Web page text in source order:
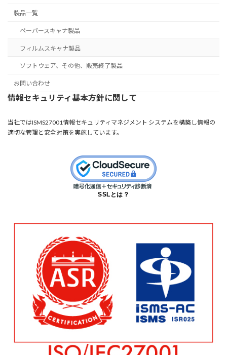
製品一覧
ペーパースキャナ製品
フィルムスキャナ製品
ソフトウェア、その他、販売終了製品
お問い合わせ
情報セキュリティ基本方針に関して
当社ではISMS27001情報セキュリティマネジメント システムを構築し情報の
適切な管理と安全対策を実施しています。
SSLとは？